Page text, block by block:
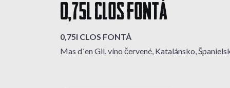
0,75l CLOS FONTÁ
0,75l CLOS FONTÁ
Mas d´en Gil, víno červené, Katalánsko,